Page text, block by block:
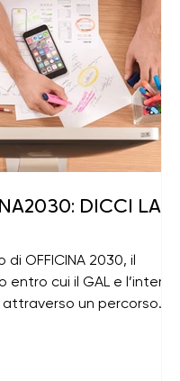
DICCI LA
di OFFICINA 2030, il
cui il GAL e l’intera
un percorso